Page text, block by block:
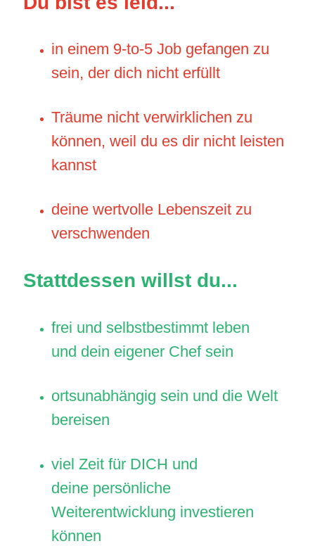
in einem 9-to-5 Job gefangen zu
sein, der dich nicht erfüllt
Träume nicht verwirklichen zu
können, weil du es dir nicht leisten
kannst
deine wertvolle Lebenszeit zu
verschwenden
Stattdessen willst du...
frei und selbstbestimmt leben
und dein eigener Chef sein
ortsunabhängig sein und die Welt
bereisen
viel Zeit für DICH und
deine persönliche
Weiterentwicklung investieren
können